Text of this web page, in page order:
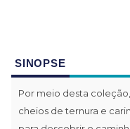
SINOPSE
Por meio desta
cheios de ternura e